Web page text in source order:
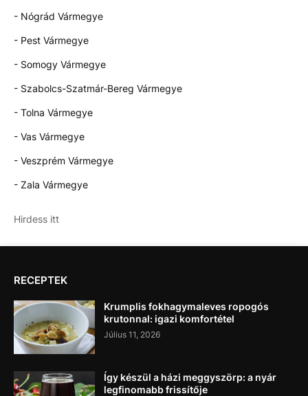
- Nógrád Vármegye
- Pest Vármegye
- Somogy Vármegye
- Szabolcs-Szatmár-Bereg Vármegye
- Tolna Vármegye
- Vas Vármegye
- Veszprém Vármegye
- Zala Vármegye
Hirdess itt
RECEPTEK
Krumplis fokhagymaleves ropogós
krutonnal: igazi komfortétel
Július 11, 2026
Így készül a házi meggyszörp: a nyár
legfinomabb frissítője